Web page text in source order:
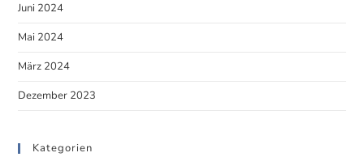
Juni 2024
Mai 2024
März 2024
Dezember 2023
Kategorien